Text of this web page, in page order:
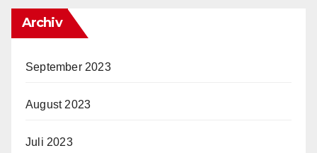
Archiv
September 2023
August 2023
Juli 2023